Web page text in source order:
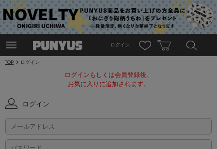
ログイン
TOP ログイン
ログインもしくは会員登録後、
お気に入りに追加されます。
ログイン